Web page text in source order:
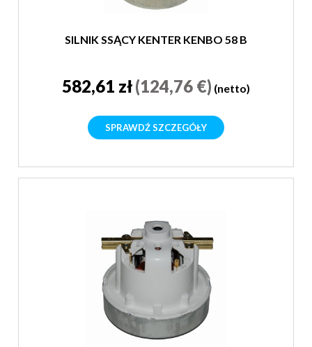
SILNIK SSĄCY KENTER KENBO 58 B
582,61 zł(124,76 €) (netto)
SPRAWDŹ SZCZEGÓŁY